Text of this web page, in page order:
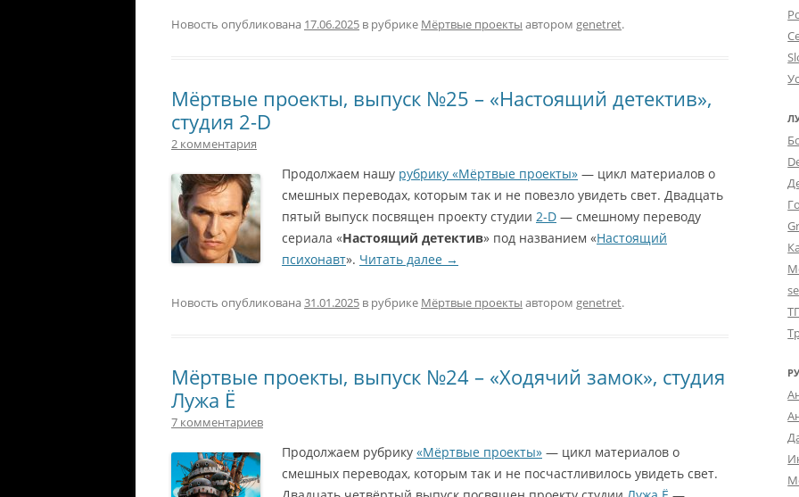
Новость опубликована 17.06.2025 в рубрике Мёртвые проекты автором genetret.
Мёртвые проекты, выпуск №25 – «Настоящий детектив»,
студия 2-D
2 комментария
Продолжаем нашу рубрику «Мёртвые проекты» — цикл материалов о
смешных переводах, которым так и не повезло увидеть свет. Двадцать
пятый выпуск посвящен проекту студии 2-D — смешному переводу
сериала «Настоящий детектив» под названием «Настоящий
психонавт». Читать далее →
Новость опубликована31.01.2025 в рубрике Мёртвые проекты автором genetret.
Мёртвые проекты, выпуск №24 – «Ходячий замок», студия
Лужа Ё
7 комментариев
Продолжаем рубрику «Мёртвые проекты» — цикл материалов о
смешных переводах, которым так и не посчастливилось увидеть свет.